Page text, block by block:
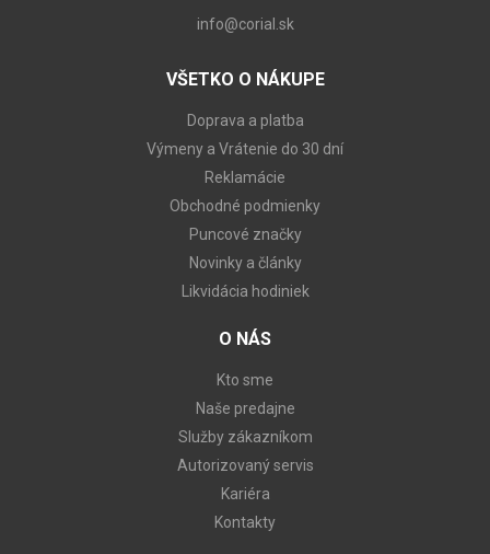
info@corial.sk
VŠETKO O NÁKUPE
Doprava a platba
Výmeny a Vrátenie do 30 dní
Reklamácie
Obchodné podmienky
Puncové značky
Novinky a články
Likvidácia hodiniek
O NÁS
Kto sme
Naše predajne
Služby zákazníkom
Autorizovaný servis
Kariéra
Kontakty